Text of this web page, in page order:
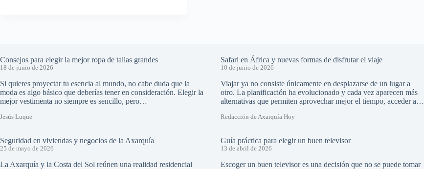
Consejos para elegir la mejor ropa de tallas grandes
18 de junio de 2026
Si quieres proyectar tu esencia al mundo, no cabe duda que la
moda es algo básico que deberías tener en consideración. Elegir la
mejor vestimenta no siempre es sencillo, pero…
Jesús Luque
Safari en África y nuevas formas de disfrutar el viaje
10 de junio de 2026
Viajar ya no consiste únicamente en desplazarse de un lugar a
otro. La planificación ha evolucionado y cada vez aparecen más
alternativas que permiten aprovechar mejor el tiempo, acceder a…
Redacción de Axarquía Hoy
Seguridad en viviendas y negocios de la Axarquía
25 de mayo de 2026
La Axarquía y la Costa del Sol reúnen una realidad residencial
Guía práctica para elegir un buen televisor
13 de abril de 2026
Escoger un buen televisor es una decisión que no se puede tomar